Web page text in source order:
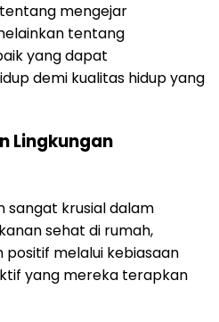
mengejar
tentang
yang dapat
demi kualitas hidup yang
Lingkungan
sangat krusial dalam
sehat di rumah,
positif melalui kebiasaan
yang mereka terapkan